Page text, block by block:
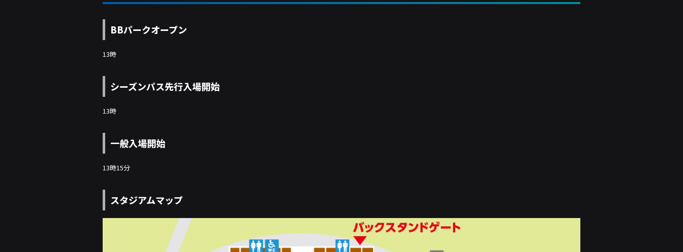
BBパークオープン
13時
シーズンパス先行入場開始
13時
一般入場開始
13時15分
スタジアムマップ